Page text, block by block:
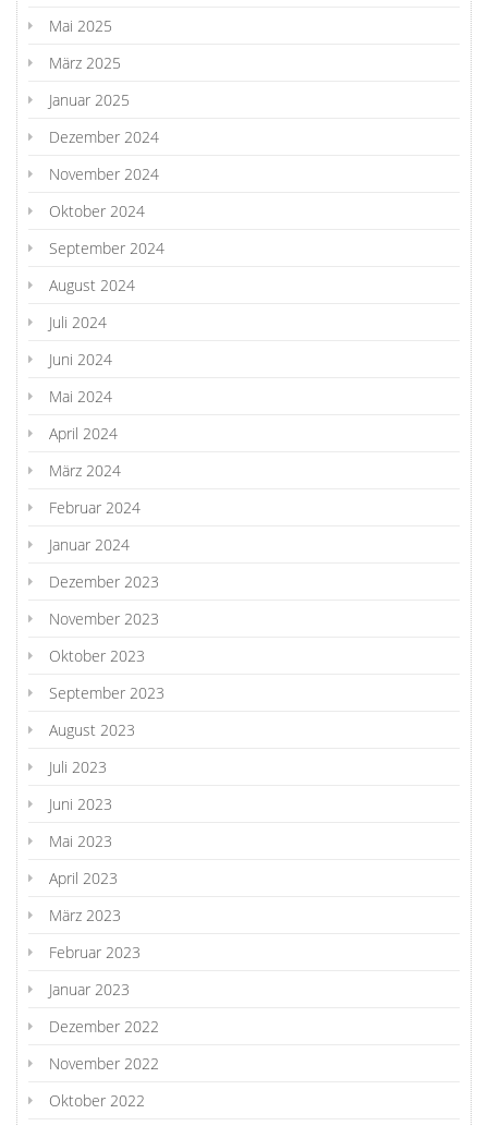
Mai 2025
März 2025
Januar 2025
Dezember 2024
November 2024
Oktober 2024
September 2024
August 2024
Juli 2024
Juni 2024
Mai 2024
April 2024
März 2024
Februar 2024
Januar 2024
Dezember 2023
November 2023
Oktober 2023
September 2023
August 2023
Juli 2023
Juni 2023
Mai 2023
April 2023
März 2023
Februar 2023
Januar 2023
Dezember 2022
November 2022
Oktober 2022